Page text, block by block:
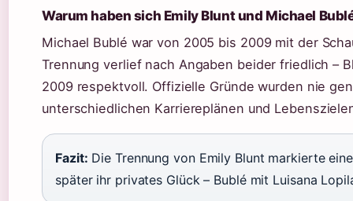
Warum haben sich Emily Blunt und Michael
Michael Bublé war von 2005 bis 2009 mit der
Trennung verlief nach Angaben beider friedlich –
2009 respektvoll. Offizielle Gründe wurden nie
unterschiedlichen Karriereplänen und
Fazit: Die Trennung von Emily Blunt markierte
später ihr privates Glück – Bublé mit Luisana